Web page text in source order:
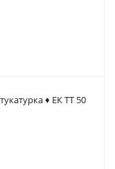
♦ ЕК ТТ 50